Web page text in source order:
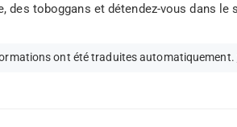
des toboggans et détendez-vous dans
ont été traduites automatiquement.